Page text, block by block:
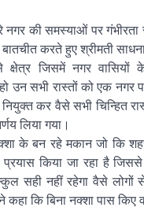
की समस्याओं पर गंभीरता
बातचीत करते हुए श्रीमती
जिसमें नगर वासियों के
उन सभी रास्तों को एक नगर
नियुक्त कर वैसे सभी चिन्हित
लिया गया।
के बन रहे मकान जो कि
किया जा रहा है
सही नहीं रहेगा वैसे
कहा कि बिना नक्शा पास किए